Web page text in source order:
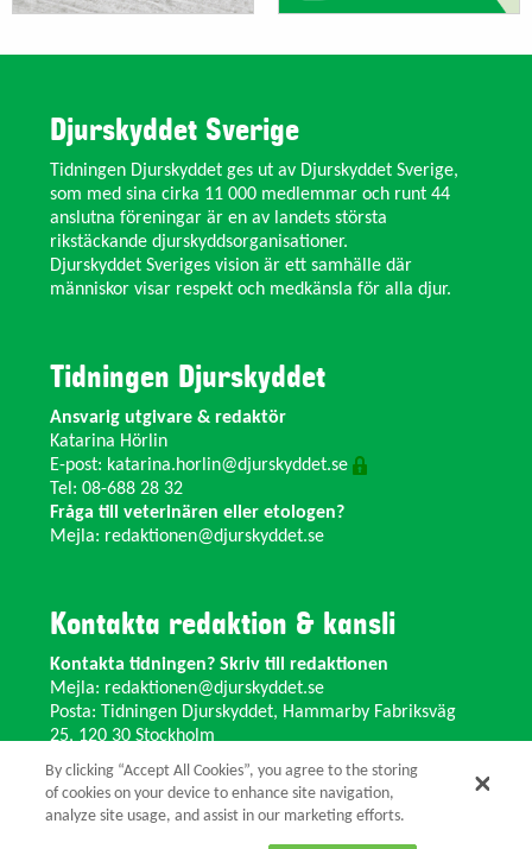
Djurskyddet Sverige
Tidningen Djurskyddet ges ut av Djurskyddet Sverige,
som med sina cirka 11 000 medlemmar och runt 44
anslutna föreningar är en av landets största
rikstäckande djurskyddsorganisationer.
Djurskyddet Sveriges vision är ett samhälle där
människor visar respekt och medkänsla för alla djur.
Tidningen Djurskyddet
Ansvarig utgivare & redaktör
Katarina Hörlin
E-post: katarina.horlin@djurskyddet.se
Tel: 08-688 28 32
Fråga till veterinären eller etologen?
Mejla: redaktionen@djurskyddet.se
Kontakta redaktion & kansli
Kontakta tidningen? Skriv till redaktionen
Mejla: redaktionen@djurskyddet.se
Posta: Tidningen Djurskyddet, Hammarby Fabriksväg
25, 120 30 Stockholm
Ändra adress? Kontakta kansliet
Växel: 08-673 35 11 E-post:
info@djurskyddet.se
© 2026 Tidningen Djurskyddet.
By clicking “Accept All Cookies”, you agree to the storing
of cookies on your device to enhance site navigation,
analyze site usage, and assist in our marketing efforts.